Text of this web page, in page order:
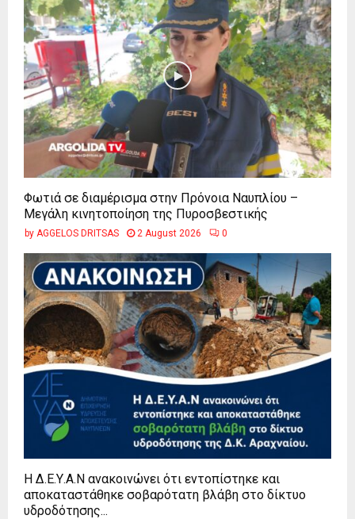
Φωτιά σε διαμέρισμα στην Πρόνοια Ναυπλίου –
Μεγάλη κινητοποίηση της Πυροσβεστικής
by AGGELOS DRITSAS 2 August 2026 0
Η Δ.Ε.Υ.Α.Ν ανακοινώνει ότι εντοπίστηκε και
αποκαταστάθηκε σοβαρότατη βλάβη στο δίκτυο
υδροδότησης...